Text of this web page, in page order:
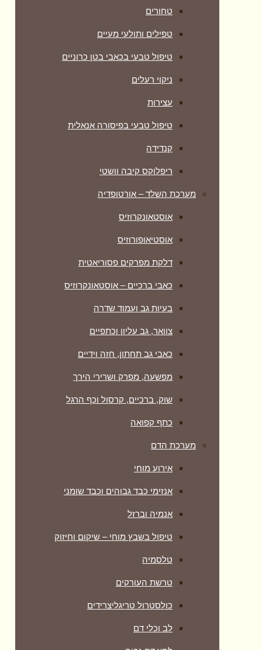
טחורים
טפילים ותולעי מעיים
טיפול טבעי בכאבי בטן כרוניים
ניקוי רעלים
עצירות
טיפול טבעי בפיסורה אנאלית
קנדידה
ריפלוקס קיבה וושטי
מערכת השלד – אורטופדיה
אוסטאונקרוזיס
אוסטיאופורוזיס
דלקת מפרקים פסוריאטית
כאבי ברכיים – אוסטאונקרוזיס
בעיות גב ועמוד שדרה
צוואר, גב עליון וכתפיים
כאבי גב תחתון, חזה וידיים
מפשעה, מפרק ושרירי הירך
שוק, ברכיים, קרסול וכף הרגל
כתף קפואה
מערכת הדם
אירוע מוחי
אנזימי כבד גבוהים וכבד שומני
אנמיה וברזל
טיפול בשבץ מוחי – שיקום וחיזוק
טלסמיה
טרשת העורקים
כולסטרול טריגליצרידים
לב וכלי דם